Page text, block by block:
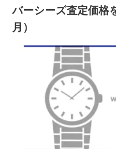
バーシーズ査定価格
月）